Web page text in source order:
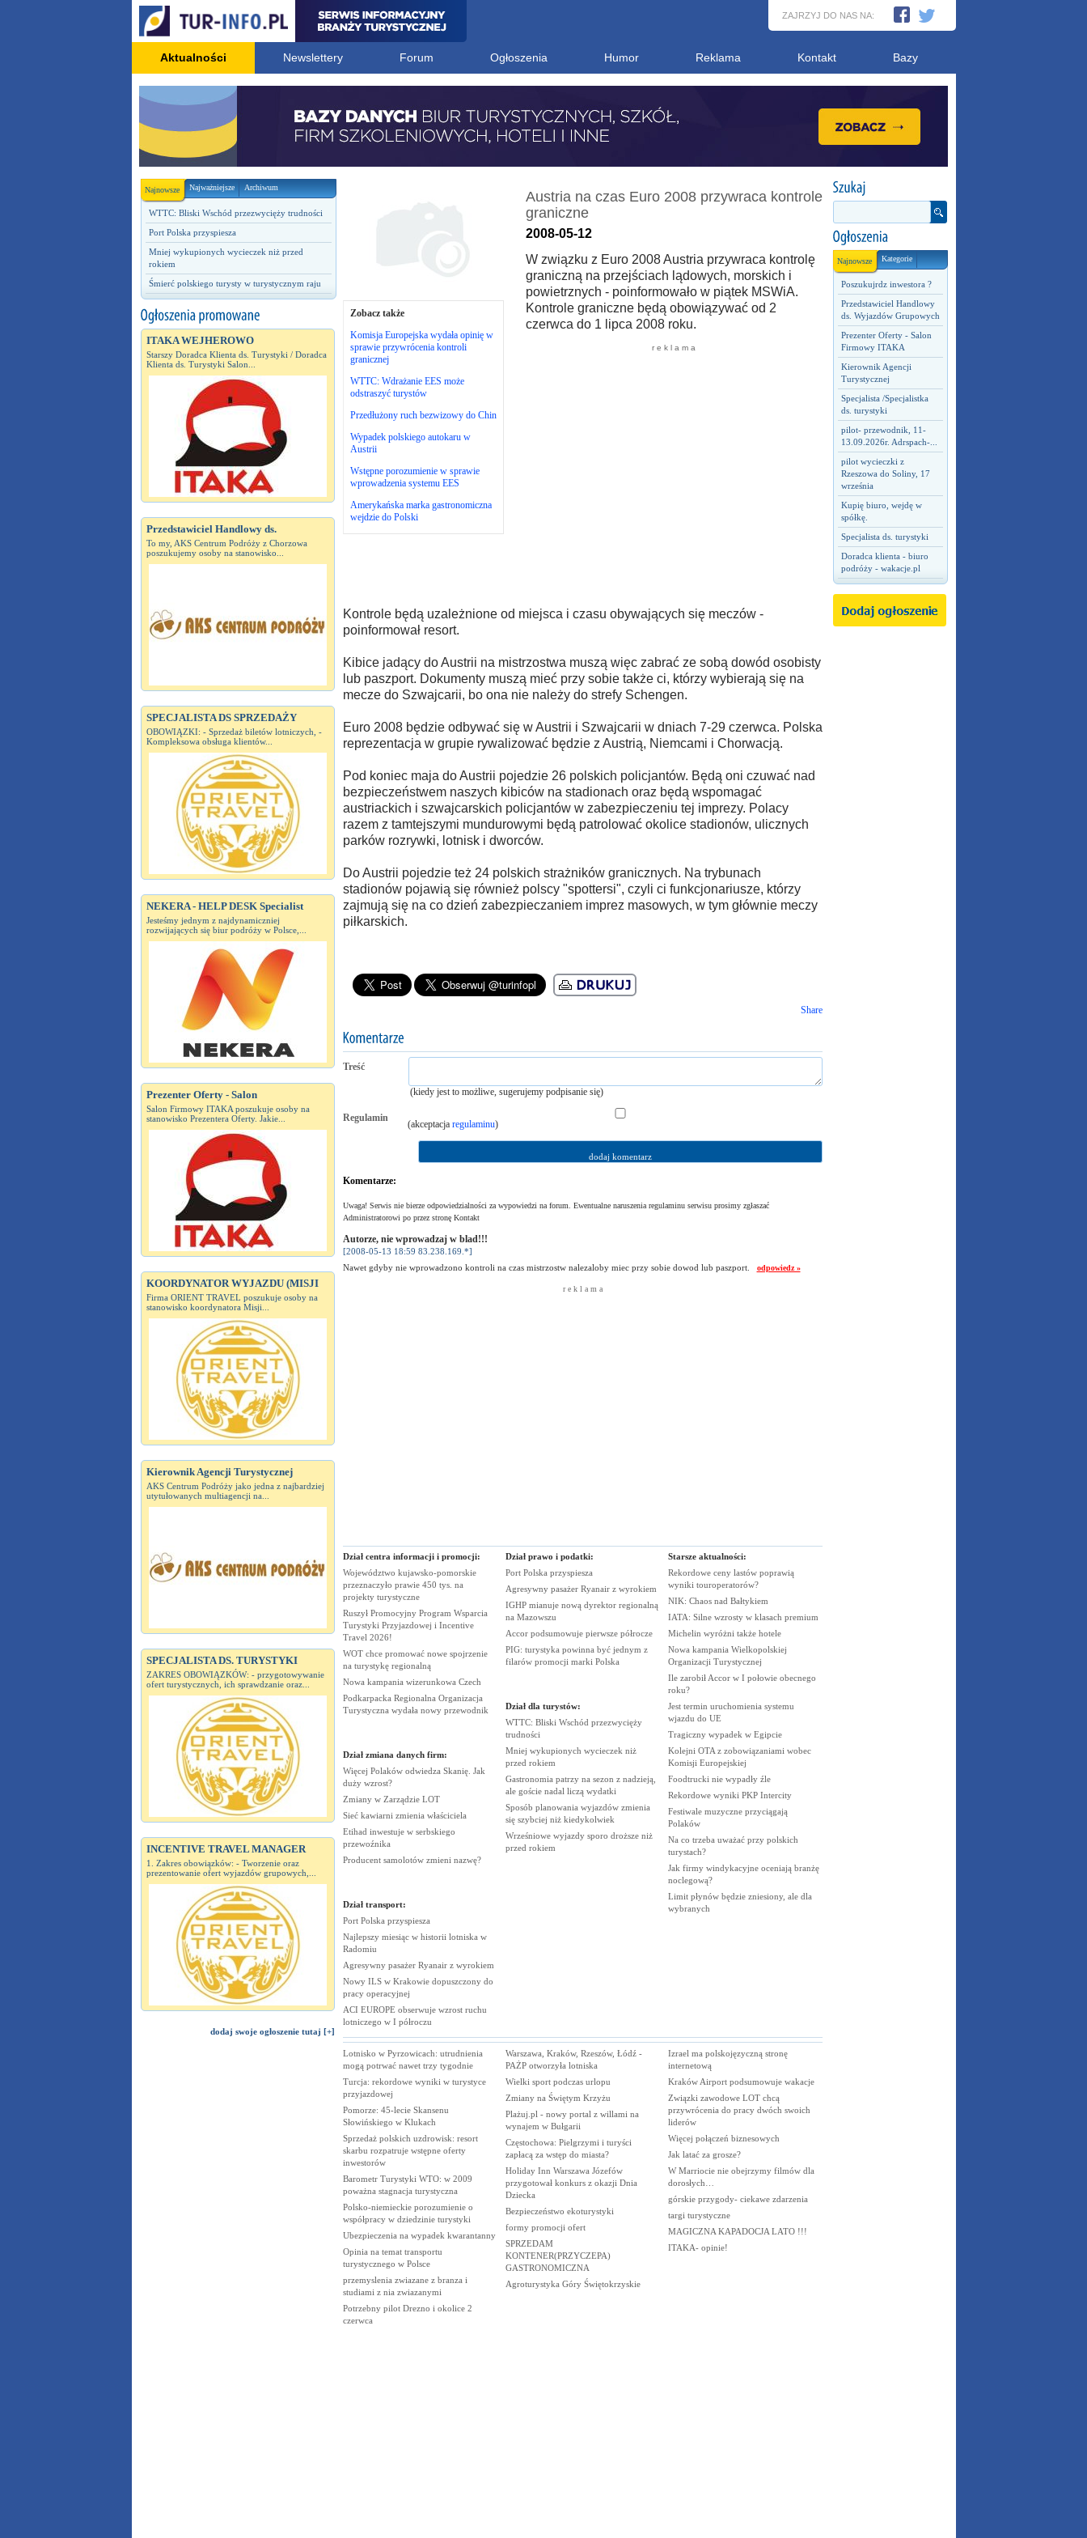
ZAJRZYJ DO NAS NA:
Aktualności Newslettery Forum Ogłoszenia Humor Reklama Kontakt Bazy
Najnowsze Najważniejsze Archiwum
WTTC: Bliski Wschód przezwycięży trudności
Port Polska przyspiesza
Mniej wykupionych wycieczek niż przed
rokiem
Śmierć polskiego turysty w turystycznym raju
ITAKA WEJHEROWO
Starszy Doradca Klienta ds. Turystyki / Doradca
Klienta ds. Turystyki Salon...
Przedstawiciel Handlowy ds.
To my, AKS Centrum Podróży z Chorzowa
poszukujemy osoby na stanowisko...
SPECJALISTA DS SPRZEDAŻY
OBOWIĄZKI: - Sprzedaż biletów lotniczych, -
Kompleksowa obsługa klientów...
NEKERA - HELP DESK Specialist
Jesteśmy jednym z najdynamiczniej
rozwijających się biur podróży w Polsce,...
Prezenter Oferty - Salon
Salon Firmowy ITAKA poszukuje osoby na
stanowisko Prezentera Oferty. Jakie...
KOORDYNATOR WYJAZDU (MISJI
Firma ORIENT TRAVEL poszukuje osoby na
stanowisko koordynatora Misji...
Kierownik Agencji Turystycznej
AKS Centrum Podróży jako jedna z najbardziej
utytułowanych multiagencji na...
SPECJALISTA DS. TURYSTYKI
ZAKRES OBOWIĄZKÓW: - przygotowywanie
ofert turystycznych, ich sprawdzanie oraz...
INCENTIVE TRAVEL MANAGER
1. Zakres obowiązków: - Tworzenie oraz
prezentowanie ofert wyjazdów grupowych,...
dodaj swoje ogłoszenie tutaj [+]
Najnowsze Kategorie
Poszukujrdz inwestora ?
Przedstawiciel Handlowy
ds. Wyjazdów Grupowych
Prezenter Oferty - Salon
Firmowy ITAKA
Kierownik Agencji
Turystycznej
Specjalista /Specjalistka
ds. turystyki
pilot- przewodnik, 11-
13.09.2026r. Adrspach-...
pilot wycieczki z
Rzeszowa do Soliny, 17
września
Kupię biuro, wejdę w
spółkę.
Specjalista ds. turystyki
Doradca klienta - biuro
podróży - wakacje.pl
Zobacz także
Komisja Europejska wydała opinię w
sprawie przywrócenia kontroli
granicznej
WTTC: Wdrażanie EES może
odstraszyć turystów
Przedłużony ruch bezwizowy do Chin
Wypadek polskiego autokaru w
Austrii
Wstępne porozumienie w sprawie
wprowadzenia systemu EES
Amerykańska marka gastronomiczna
wejdzie do Polski
Austria na czas Euro 2008 przywraca kontrole
graniczne
2008-05-12
W związku z Euro 2008 Austria przywraca kontrolę
graniczną na przejściach lądowych, morskich i
powietrznych - poinformowało w piątek MSWiA.
Kontrole graniczne będą obowiązywać od 2
czerwca do 1 lipca 2008 roku.
r e k l a m a
Kontrole będą uzależnione od miejsca i czasu obywających się meczów -
poinformował resort.
Kibice jadący do Austrii na mistrzostwa muszą więc zabrać ze sobą dowód osobisty
lub paszport. Dokumenty muszą mieć przy sobie także ci, którzy wybierają się na
mecze do Szwajcarii, bo ona nie należy do strefy Schengen.
Euro 2008 będzie odbywać się w Austrii i Szwajcarii w dniach 7-29 czerwca. Polska
reprezentacja w grupie rywalizować będzie z Austrią, Niemcami i Chorwacją.
Pod koniec maja do Austrii pojedzie 26 polskich policjantów. Będą oni czuwać nad
bezpieczeństwem naszych kibiców na stadionach oraz będą wspomagać
austriackich i szwajcarskich policjantów w zabezpieczeniu tej imprezy. Polacy
razem z tamtejszymi mundurowymi będą patrolować okolice stadionów, ulicznych
parków rozrywki, lotnisk i dworców.
Do Austrii pojedzie też 24 polskich strażników granicznych. Na trybunach
stadionów pojawią się również polscy "spottersi", czyli ci funkcjonariusze, którzy
zajmują się na co dzień zabezpieczaniem imprez masowych, w tym głównie meczy
piłkarskich.
Share
Treść
(kiedy jest to możliwe, sugerujemy podpisanie się)
Regulamin
(akceptacja regulaminu)
Komentarze:
Uwaga! Serwis nie bierze odpowiedzialności za wypowiedzi na forum. Ewentualne naruszenia regulaminu serwisu prosimy zgłaszać
Administratorowi po przez stronę Kontakt
Autorze, nie wprowadzaj w blad!!!
[2008-05-13 18:59 83.238.169.*]
Nawet gdyby nie wprowadzono kontroli na czas mistrzostw nalezaloby miec przy sobie dowod lub paszport. odpowiedz »
r e k l a m a
Dział centra informacji i promocji:
Województwo kujawsko-pomorskie
przeznaczyło prawie 450 tys. na
projekty turystyczne
Ruszył Promocyjny Program Wsparcia
Turystyki Przyjazdowej i Incentive
Travel 2026!
WOT chce promować nowe spojrzenie
na turystykę regionalną
Nowa kampania wizerunkowa Czech
Podkarpacka Regionalna Organizacja
Turystyczna wydała nowy przewodnik
Dział zmiana danych firm:
Więcej Polaków odwiedza Skanię. Jak
duży wzrost?
Zmiany w Zarządzie LOT
Sieć kawiarni zmienia właściciela
Etihad inwestuje w serbskiego
przewoźnika
Producent samolotów zmieni nazwę?
Dział transport:
Port Polska przyspiesza
Najlepszy miesiąc w historii lotniska w
Radomiu
Agresywny pasażer Ryanair z wyrokiem
Nowy ILS w Krakowie dopuszczony do
pracy operacyjnej
ACI EUROPE obserwuje wzrost ruchu
lotniczego w I półroczu
Dział prawo i podatki:
Port Polska przyspiesza
Agresywny pasażer Ryanair z wyrokiem
IGHP mianuje nową dyrektor regionalną
na Mazowszu
Accor podsumowuje pierwsze półrocze
PIG: turystyka powinna być jednym z
filarów promocji marki Polska
Dział dla turystów:
WTTC: Bliski Wschód przezwycięży
trudności
Mniej wykupionych wycieczek niż
przed rokiem
Gastronomia patrzy na sezon z nadzieją,
ale goście nadal liczą wydatki
Sposób planowania wyjazdów zmienia
się szybciej niż kiedykolwiek
Wrześniowe wyjazdy sporo droższe niż
przed rokiem
Starsze aktualności:
Rekordowe ceny lastów poprawią
wyniki touroperatorów?
NIK: Chaos nad Bałtykiem
IATA: Silne wzrosty w klasach premium
Michelin wyróżni także hotele
Nowa kampania Wielkopolskiej
Organizacji Turystycznej
Ile zarobił Accor w I połowie obecnego
roku?
Jest termin uruchomienia systemu
wjazdu do UE
Tragiczny wypadek w Egipcie
Kolejni OTA z zobowiązaniami wobec
Komisji Europejskiej
Foodtrucki nie wypadły źle
Rekordowe wyniki PKP Intercity
Festiwale muzyczne przyciągają
Polaków
Na co trzeba uważać przy polskich
turystach?
Jak firmy windykacyjne oceniają branżę
noclegową?
Limit płynów będzie zniesiony, ale dla
wybranych
Lotnisko w Pyrzowicach: utrudnienia
mogą potrwać nawet trzy tygodnie
Turcja: rekordowe wyniki w turystyce
przyjazdowej
Pomorze: 45-lecie Skansenu
Słowińskiego w Klukach
Sprzedaż polskich uzdrowisk: resort
skarbu rozpatruje wstępne oferty
inwestorów
Barometr Turystyki WTO: w 2009
poważna stagnacja turystyczna
Polsko-niemieckie porozumienie o
współpracy w dziedzinie turystyki
Ubezpieczenia na wypadek kwarantanny
Opinia na temat transportu
turystycznego w Polsce
przemyslenia zwiazane z branza i
studiami z nia zwiazanymi
Potrzebny pilot Drezno i okolice 2
czerwca
Warszawa, Kraków, Rzeszów, Łódź -
PAŻP otworzyła lotniska
Wielki sport podczas urlopu
Zmiany na Świętym Krzyżu
Plażuj.pl - nowy portal z willami na
wynajem w Bułgarii
Częstochowa: Pielgrzymi i turyści
zapłacą za wstęp do miasta?
Holiday Inn Warszawa Józefów
przygotował konkurs z okazji Dnia
Dziecka
Bezpieczeństwo ekoturystyki
formy promocji ofert
SPRZEDAM
KONTENER(PRZYCZEPA)
GASTRONOMICZNA
Agroturystyka Góry Świętokrzyskie
Izrael ma polskojęzyczną stronę
internetową
Kraków Airport podsumowuje wakacje
Związki zawodowe LOT chcą
przywrócenia do pracy dwóch swoich
liderów
Więcej połączeń biznesowych
Jak latać za grosze?
W Marriocie nie obejrzymy filmów dla
dorosłych…
górskie przygody- ciekawe zdarzenia
targi turystyczne
MAGICZNA KAPADOCJA LATO !!!
ITAKA- opinie!